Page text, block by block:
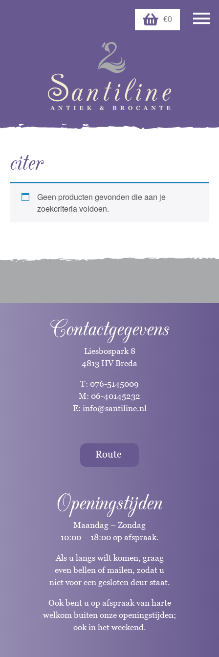
€0
citer
Geen producten gevonden die aan je
zoekcriteria voldoen.
Contactgegevens
Liesbospark 8
4813 HV Breda
T: 076-5145009
M: 06-40145232
E: info@santiline.nl
Route
Openingstijden
Maandag – Zondag
10:00 – 18:00 op afspraak.
Als u langs wilt komen, graag
even bellen of mailen, zodat u
niet voor een gesloten deur staat.
Ook bent u op afspraak van harte
welkom buiten onze openingstijden;
ook in het weekend.